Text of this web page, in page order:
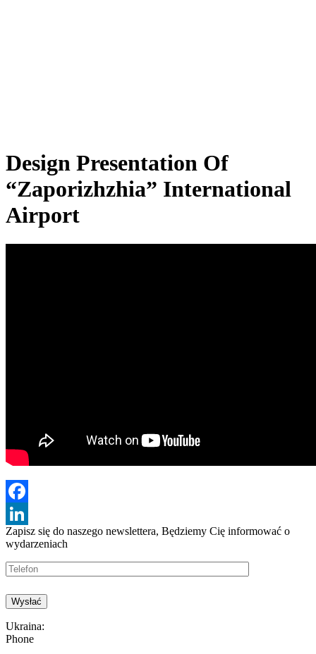
Design Presentation Of
“Zaporizhzhia” International
Airport
Facebook
LinkedIn
Zapisz się do naszego newslettera, Będziemy Cię informować o
wydarzeniach
Ukraina:
Phone